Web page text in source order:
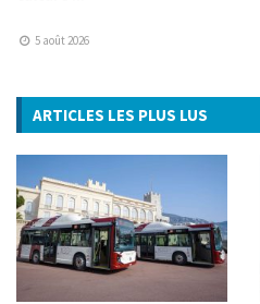
5 août 2026
ARTICLES LES PLUS LUS